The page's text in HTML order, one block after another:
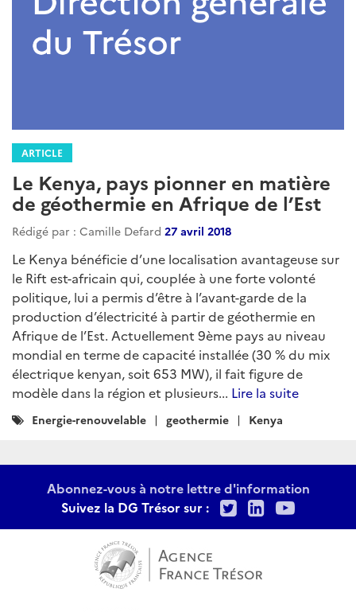
ARTICLE
Le Kenya, pays pionner en matière
de géothermie en Afrique de l’Est
Rédigé par : Camille Defard 27 avril 2018
Le Kenya bénéficie d’une localisation avantageuse sur
le Rift est-africain qui, couplée à une forte volonté
politique, lui a permis d’être à l’avant-garde de la
production d’électricité à partir de géothermie en
Afrique de l’Est. Actuellement 9ème pays au niveau
mondial en terme de capacité installée (30 % du mix
électrique kenyan, soit 653 MW), il fait figure de
modèle dans la région et plusieurs... Lire la suite
Catégories
Energie-renouvelable geothermie Kenya
Abonnez-vous à notre lettre d'information
Suivez la DG Trésor sur :
TwitterLinkedIn